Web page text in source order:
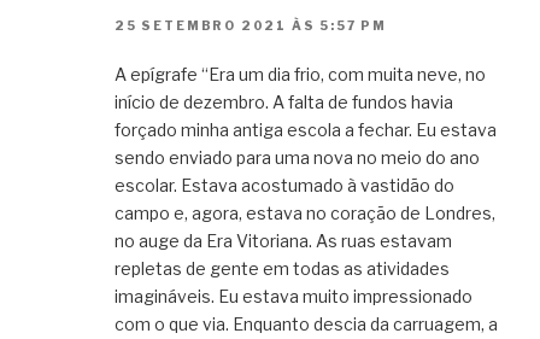
25 SETEMBRO 2021 ÀS 5:57 PM
A epígrafe “Era um dia frio, com muita neve, no
início de dezembro. A falta de fundos havia
forçado minha antiga escola a fechar. Eu estava
sendo enviado para uma nova no meio do ano
escolar. Estava acostumado à vastidão do
campo e, agora, estava no coração de Londres,
no auge da Era Vitoriana. As ruas estavam
repletas de gente em todas as atividades
imagináveis. Eu estava muito impressionado
com o que via. Enquanto descia da carruagem, a